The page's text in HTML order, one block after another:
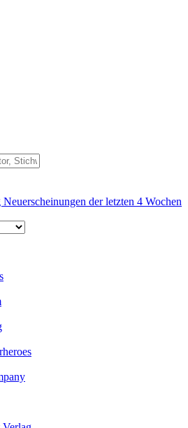
Neuerscheinungen der letzten 4 Wochen